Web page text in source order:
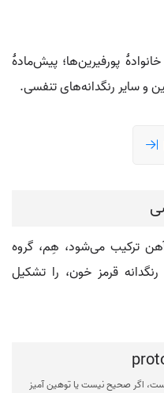
پورفیرین‌ها؛ پیش‌مادهٔ
و سایر رنگدانه‌های تنفسی.
ترکیب می‌شود، هِم، گروه
قرمز خون، را تشکیل
اگر صحیح نیست یا توهین آمیز